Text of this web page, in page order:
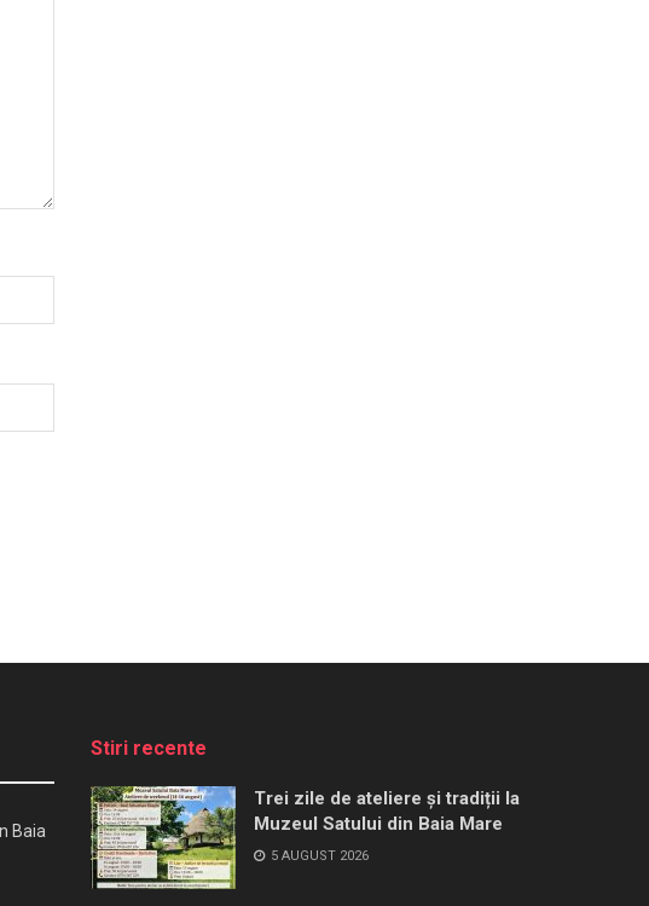
Baia
Stiri recente
Trei zile de ateliere și tradiții la
Muzeul Satului din Baia Mare
5 AUGUST 2026